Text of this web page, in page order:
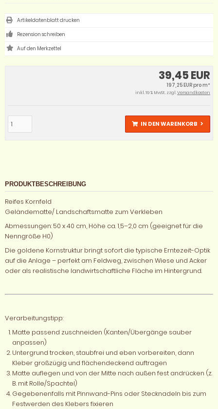
39,45 EUR
197,25 EUR pro m²
inkl. 19 % MwSt. zzgl.Versandkosten
IN DEN WARENKORB
Artikeldatenblatt drucken
Rezension schreiben
PRODUKTBESCHREIBUNG
Reifes Kornfeld
Geländematte/ Landschaftsmatte zum Verkleben
Abmessungen: 50 x 40 cm, Höhe ca. 1,5–2,0 cm (geeignet für die
Nenngröße H0)
Die goldene Kornstruktur bringt sofort die typische Erntezeit-Optik
auf die Anlage – perfekt am Feldweg, zwischen Wiese und Acker
oder als realistische landwirtschaftliche Fläche im Hintergrund.
Verarbeitungstipp:
Matte passend zuschneiden (Kanten/Übergänge sauber
anpassen)
Untergrund trocken, staubfrei und eben vorbereiten, dann
Kleber großzügig und flächendeckend auftragen
Matte auflegen und von der Mitte nach außen fest andrücken (z.
B. mit Rolle/Spachtel)
Gegebenenfalls mit Pinnwand-Pins oder Stecknadeln bis zum
Festwerden des Klebers fixieren